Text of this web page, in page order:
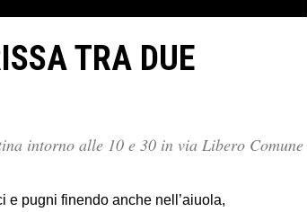
TRA DUE
intorno alle 10 e 30 in via Libero Comune
e pugni finendo anche nell’aiuola,